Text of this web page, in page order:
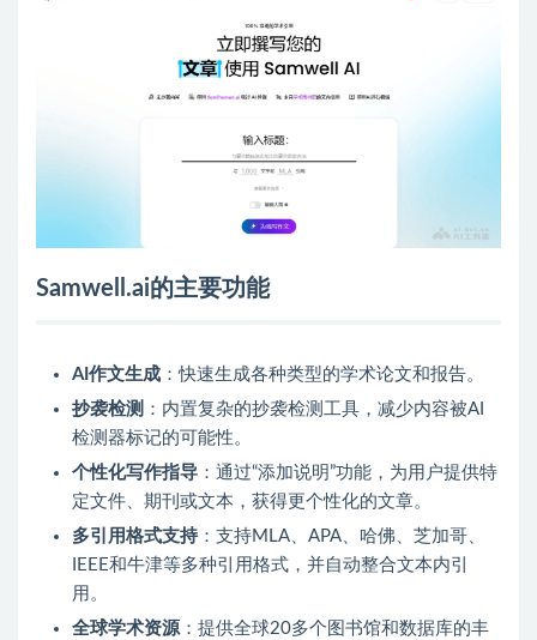
Samwell.ai的主要功能
AI作文生成 ：快速生成各种类型的学术论文和报告。
抄袭检测 ：内置复杂的抄袭检测工具，减少内容被AI
检测器标记的可能性。
个性化写作指导 ：通过“添加说明”功能，为用户提供特
定文件、期刊或文本，获得更个性化的文章。
多引用格式支持：支持MLA、APA、哈佛、芝加哥、
IEEE和牛津等多种引用格式，并自动整合文本内引
用。
全球学术资源：提供全球20多个图书馆和数据库的丰